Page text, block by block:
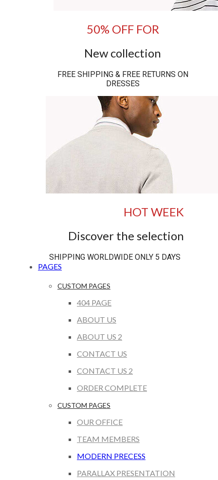
50% OFF FOR
New collection
FREE SHIPPING & FREE RETURNS ON
DRESSES
HOT WEEK
Discover the selection
SHIPPING WORLDWIDE ONLY 5 DAYS
PAGES
CUSTOM PAGES
404 PAGE
ABOUT US
ABOUT US 2
CONTACT US
CONTACT US 2
ORDER COMPLETE
CUSTOM PAGES
OUR OFFICE
TEAM MEMBERS
MODERN PRECESS
PARALLAX PRESENTATION